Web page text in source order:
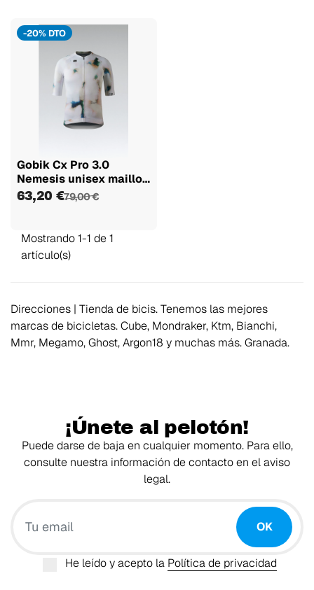
-20% DTO
Gobik Cx Pro 3.0
Nemesis unisex maillot
manga...
63,20 €79,00 €
Mostrando 1-1 de 1
artículo(s)
Direcciones | Tienda de bicis. Tenemos las mejores
marcas de bicicletas. Cube, Mondraker, Ktm, Bianchi,
Mmr, Megamo, Ghost, Argon18 y muchas más. Granada.
¡Únete al pelotón!
Puede darse de baja en cualquier momento. Para ello,
consulte nuestra información de contacto en el aviso
legal.
OK
He leído y acepto la Política de privacidad